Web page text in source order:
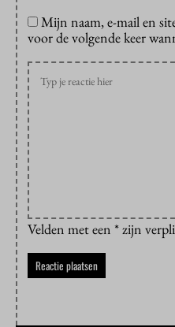
Mijn naam, e-mail en
voor de volgende keer
Velden met een * zijn